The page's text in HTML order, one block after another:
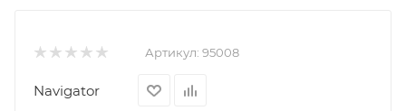
Артикул: 95008
Navigator